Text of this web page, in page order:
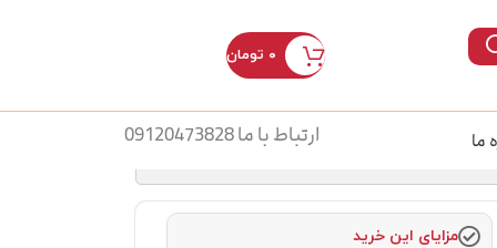
۰ تومان
ما ارتباط با ما 09120473828
مزایای این خرید